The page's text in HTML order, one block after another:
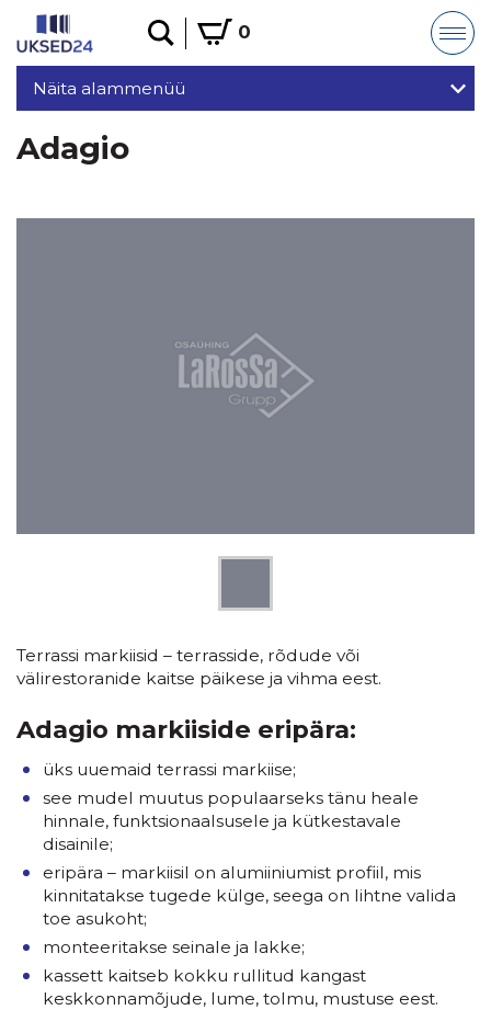
0
Näita alammenüü
Adagio
Terrassi markiisid – terrasside, rõdude või
välirestoranide kaitse päikese ja vihma eest.
Adagio markiiside eripära:
üks uuemaid terrassi markiise;
see mudel muutus populaarseks tänu heale
hinnale, funktsionaalsusele ja kütkestavale
disainile;
eripära – markiisil on alumiiniumist profiil, mis
kinnitatakse tugede külge, seega on lihtne valida
toe asukoht;
monteeritakse seinale ja lakke;
kassett kaitseb kokku rullitud kangast
keskkonnamõjude, lume, tolmu, mustuse eest.